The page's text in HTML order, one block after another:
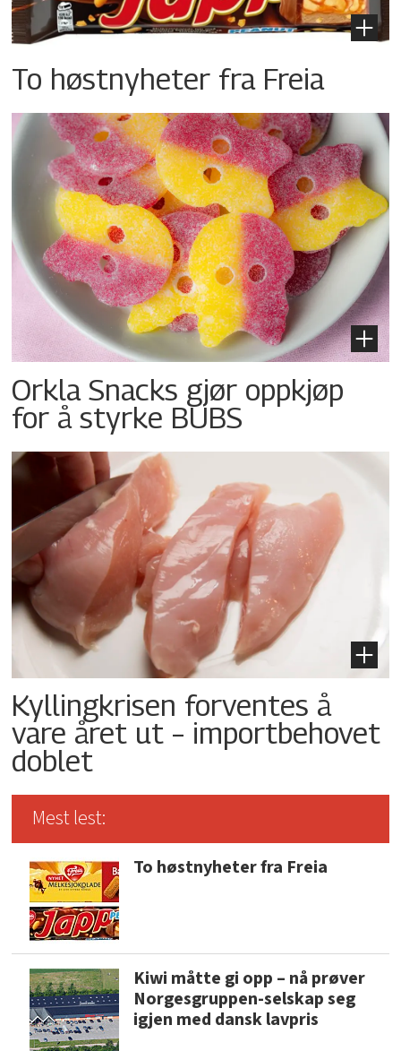
To høstnyheter fra Freia
Orkla Snacks gjør oppkjøp
for å styrke BUBS
Kyllingkrisen forventes å
vare året ut – importbehovet
doblet
Mest lest:
To høstnyheter fra Freia
Kiwi måtte gi opp – nå prøver
Norgesgruppen-selskap seg
igjen med dansk lavpris